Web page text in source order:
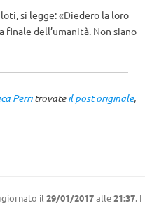
si legge: «Diedero la loro
dell’umanità. Non siano
Perritrovateil post originale,
il 29/01/2017alle21:37. I